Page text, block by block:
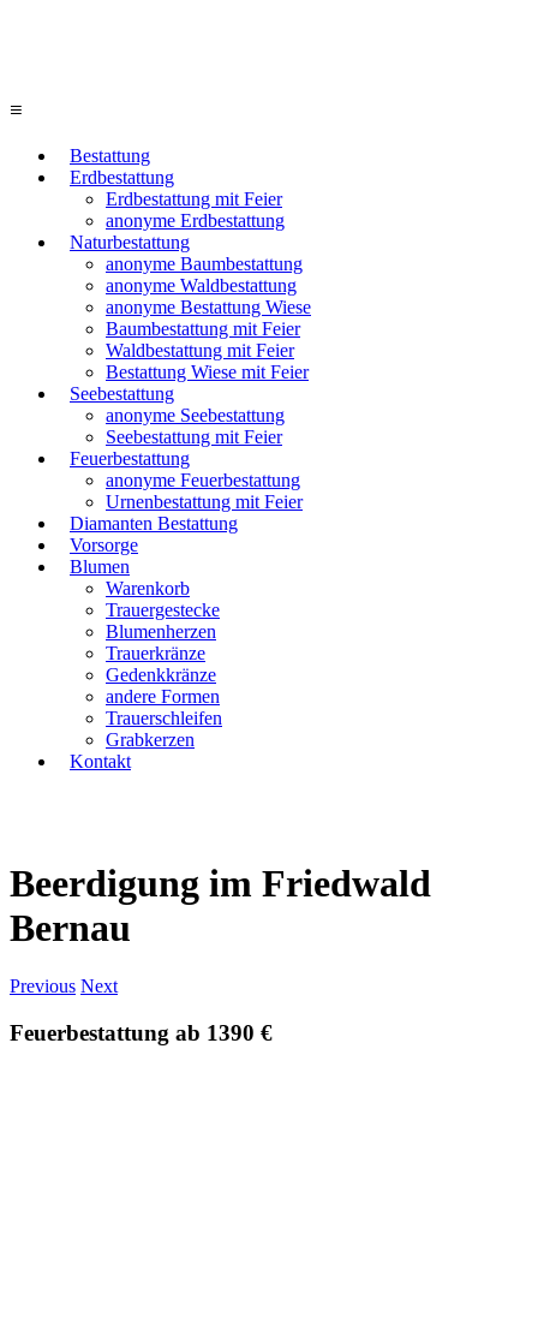
≡
Bestattung
Erdbestattung
Erdbestattung mit Feier
anonyme Erdbestattung
Naturbestattung
anonyme Baumbestattung
anonyme Waldbestattung
anonyme Bestattung Wiese
Baumbestattung mit Feier
Waldbestattung mit Feier
Bestattung Wiese mit Feier
Seebestattung
anonyme Seebestattung
Seebestattung mit Feier
Feuerbestattung
anonyme Feuerbestattung
Urnenbestattung mit Feier
Diamanten Bestattung
Vorsorge
Blumen
Warenkorb
Trauergestecke
Blumenherzen
Trauerkränze
Gedenkkränze
andere Formen
Trauerschleifen
Grabkerzen
Kontakt
Beerdigung im Friedwald
Bernau
Previous Next
Feuerbestattung ab 1390 €